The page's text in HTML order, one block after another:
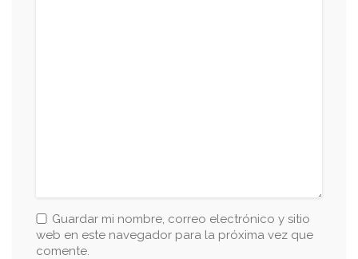
Guardar mi nombre, correo electrónico y sitio
web en este navegador para la próxima vez que
comente.